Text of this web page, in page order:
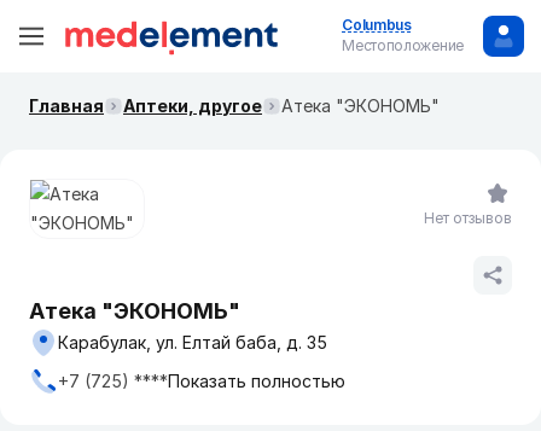
Columbus
Местоположение
Главная Аптеки, другое Атека "ЭКОНОМЬ"
Атека "ЭКОНОМЬ"
Карабулак, ул. Елтай баба, д. 35
+7 (725) ****Показать полностью
Нет отзывов